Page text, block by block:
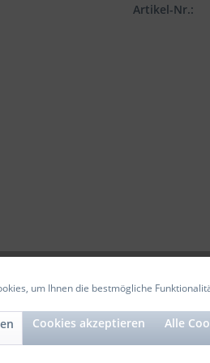
Artikel-Nr.:
um Ihnen die bestmögliche
Cookies akzeptieren Alle